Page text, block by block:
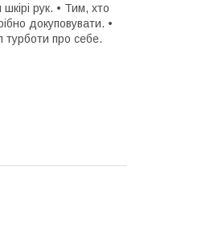
рук. • Тим, хто
докуповувати. •
про себе.